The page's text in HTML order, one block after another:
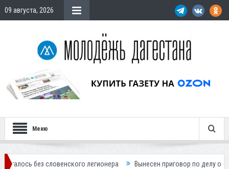
09 августа, 2026
Меню
словенского легионера Вынесен приговор по делу о